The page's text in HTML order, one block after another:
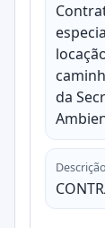
da
Descrição